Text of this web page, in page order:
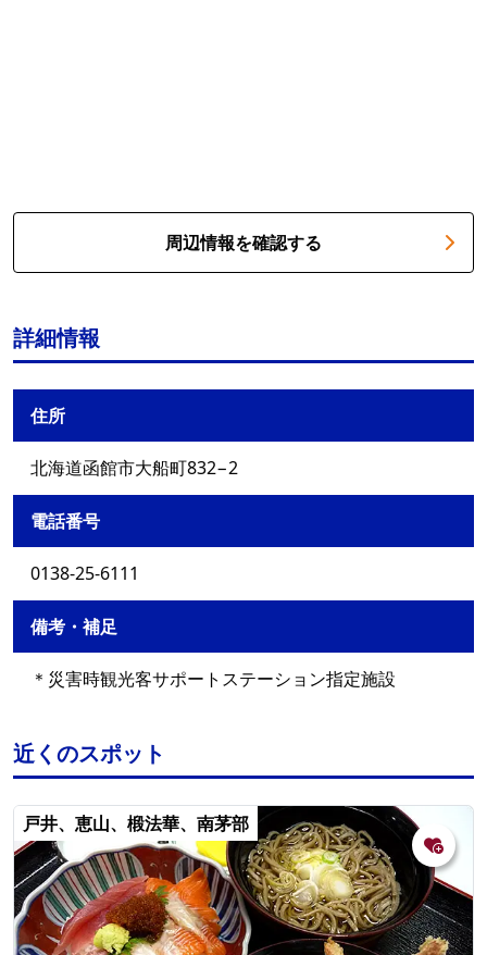
周辺情報を確認する
詳細情報
住所
北海道函館市大船町832−2
電話番号
0138-25-6111
備考・補足
＊災害時観光客サポートステーション指定施設
近くのスポット
戸井、恵山、椴法華、南茅部